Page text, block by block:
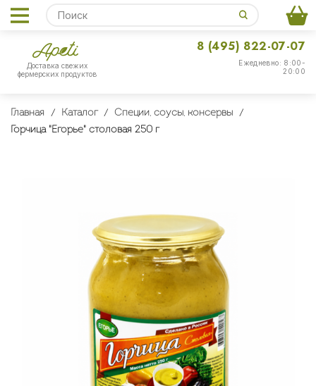
Доставка свежих
фермерских продуктов
Ежедневно: 8:00-
20:00
8 (495) 822-07-07
Главная Каталог
Специи, соусы, консервы
Горчица "Егорье" столовая 250 г